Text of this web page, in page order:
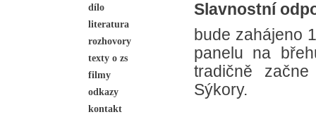
dílo
literatura
rozhovory
texty o zs
filmy
odkazy
kontakt
Slavnostní
bude zahájeno
panelu na
tradičně
Sýkory.